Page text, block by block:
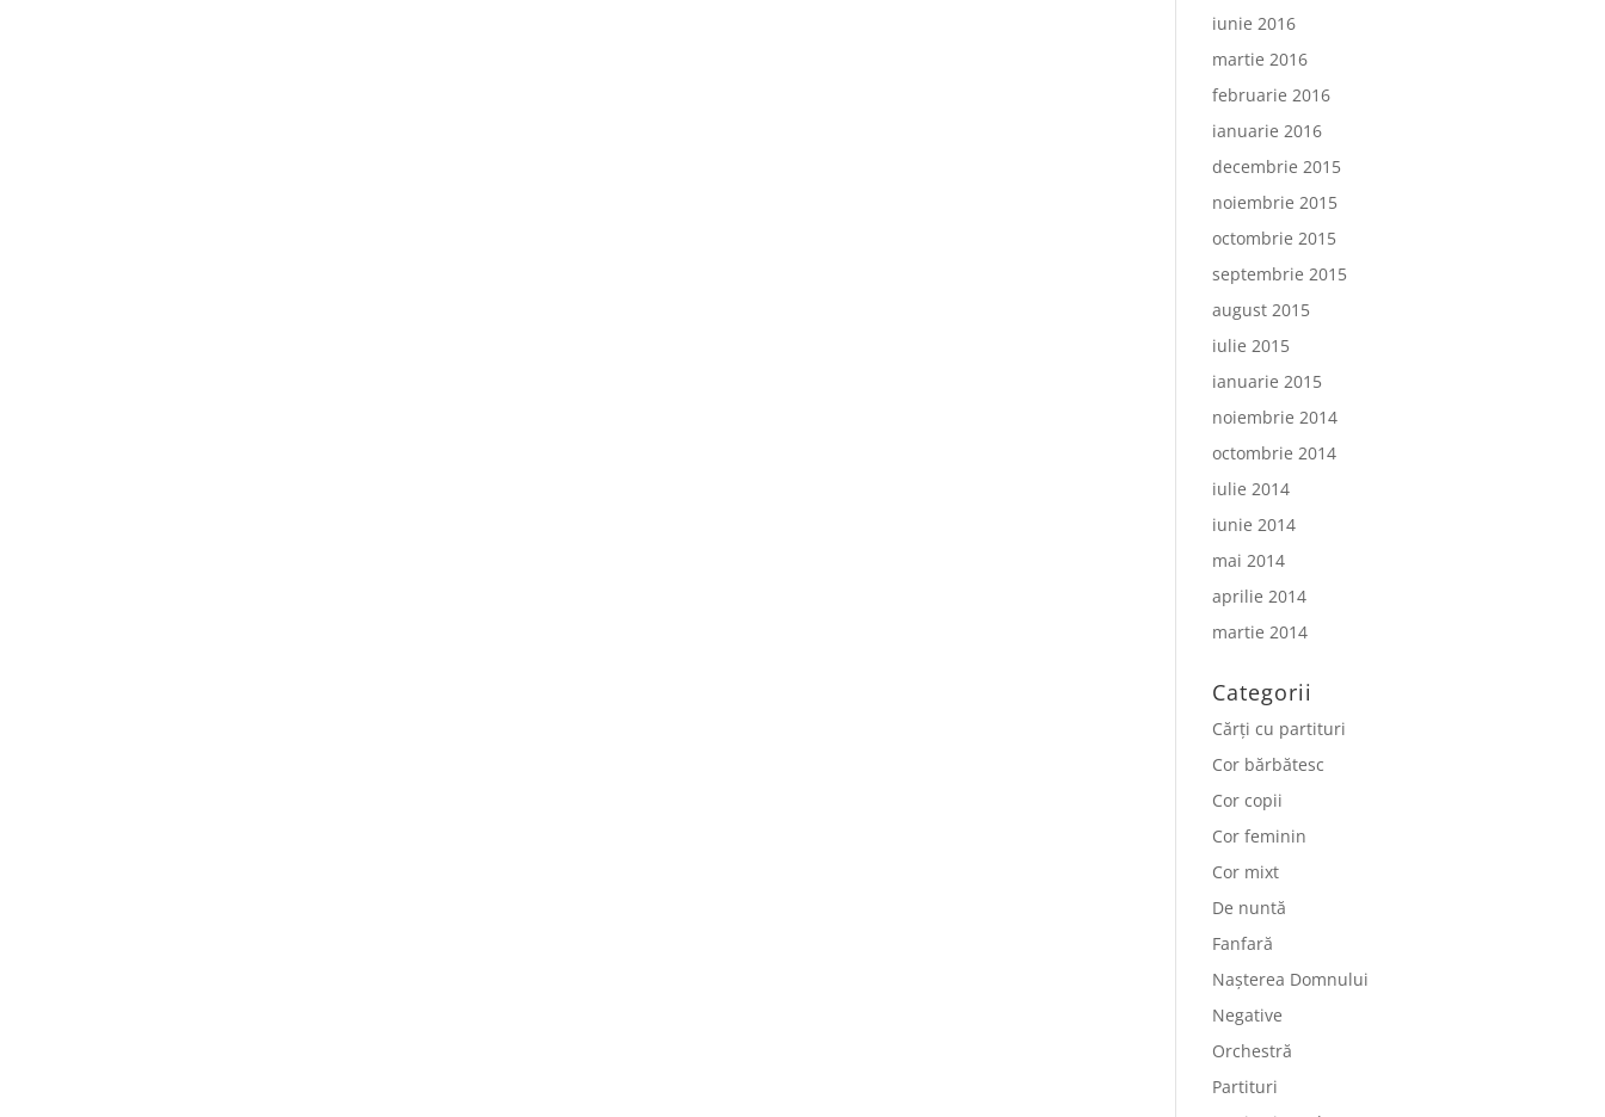
iunie 2016
martie 2016
februarie 2016
ianuarie 2016
decembrie 2015
noiembrie 2015
octombrie 2015
septembrie 2015
august 2015
iulie 2015
ianuarie 2015
noiembrie 2014
octombrie 2014
iulie 2014
iunie 2014
mai 2014
aprilie 2014
martie 2014
Categorii
Cărți cu partituri
Cor bărbătesc
Cor copii
Cor feminin
Cor mixt
De nuntă
Fanfară
Nașterea Domnului
Negative
Orchestră
Partituri